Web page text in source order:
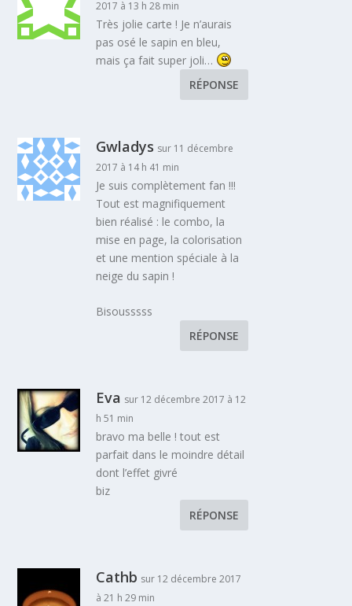
2017 à 13 h 28 min
Très jolie carte ! Je n’aurais
pas osé le sapin en bleu,
mais ça fait super joli…
RÉPONSE
Gwladys sur 11 décembre
2017 à 14 h 41 min
Je suis complètement fan !!!
Tout est magnifiquement
bien réalisé : le combo, la
mise en page, la colorisation
et une mention spéciale à la
neige du sapin !
Bisousssss
RÉPONSE
Eva sur 12 décembre 2017 à 12
h 51 min
bravo ma belle ! tout est
parfait dans le moindre détail
dont l’effet givré
biz
RÉPONSE
Cathb sur 12 décembre 2017
à 21 h 29 min